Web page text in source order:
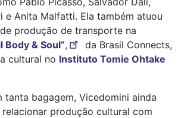
e Anita Malfatti. Ela também atuou
produção de transporte na
Body & Soul”,
da Brasil Connects,
cultural no Instituto Tomie Ohtake
tanta bagagem, Vicedomini ainda
produção cultural com